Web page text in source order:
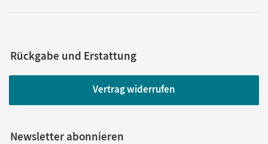
Rückgabe und Erstattung
Vertrag widerrufen
Newsletter abonnieren